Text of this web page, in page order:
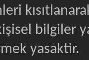
bilgiler
yasaktir.